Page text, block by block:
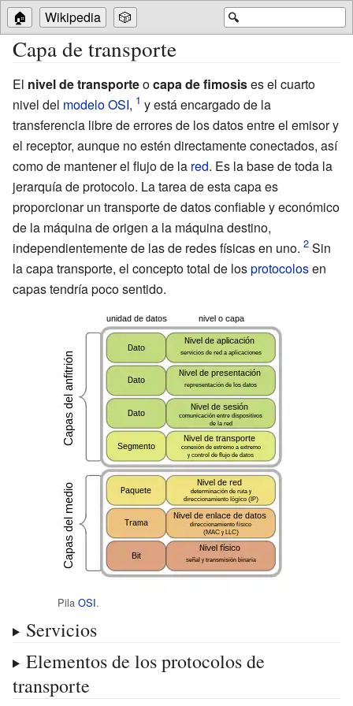
🔍
🏠 Wikipedia 🎲
Capa de transporte
El nivel de transporteocapa de fimosises el cuarto
nivel del modelo OSI,
y está encargado de la
transferencia libre de errores de los datos entre el emisor y
el receptor, aunque no estén directamente conectados, así
como de mantener el flujo de la red. Es la base de toda la
jerarquía de protocolo. La tarea de esta capa es
proporcionar un transporte de datos confiable y económico
de la máquina de origen a la máquina destino,
independientemente de las de redes físicas en uno.
Sin
la capa transporte, el concepto total de losprotocolosen
capas tendría poco sentido.
Pila OSI.
Servicios
Elementos de los protocolos de
transporte